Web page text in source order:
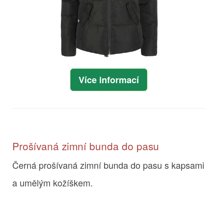
Více informací
Prošívaná zimní bunda do pasu
Černá prošívaná zimní bunda do pasu s kapsami
a umělým kožíškem.